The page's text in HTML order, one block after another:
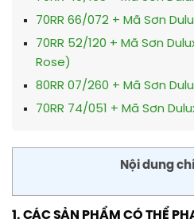
70RR 66/072 + Mã Sơn
70RR 52/120 + Mã Sơn
Rose)
80RR 07/260 + Mã Sơn
70RR 74/051 + Mã Sơn
Nội dung
1. CÁC SẢN PHẨM CÓ THỂ